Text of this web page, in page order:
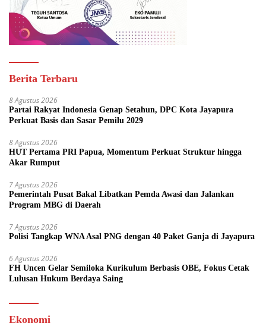
Berita Terbaru
8 Agustus 2026
Partai Rakyat Indonesia Genap Setahun, DPC Kota Jayapura
Perkuat Basis dan Sasar Pemilu 2029
8 Agustus 2026
HUT Pertama PRI Papua, Momentum Perkuat Struktur hingga
Akar Rumput
7 Agustus 2026
Pemerintah Pusat Bakal Libatkan Pemda Awasi dan Jalankan
Program MBG di Daerah
7 Agustus 2026
Polisi Tangkap WNA Asal PNG dengan 40 Paket Ganja di Jayapura
6 Agustus 2026
FH Uncen Gelar Semiloka Kurikulum Berbasis OBE, Fokus Cetak
Lulusan Hukum Berdaya Saing
Ekonomi